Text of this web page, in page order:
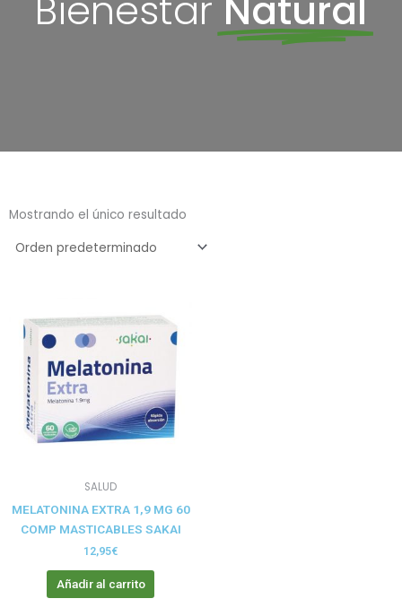
Bienestar Natural
Mostrando el único resultado
SALUD
MELATONINA EXTRA 1,9 MG 60
COMP MASTICABLES SAKAI
12,95€
Añadir al carrito